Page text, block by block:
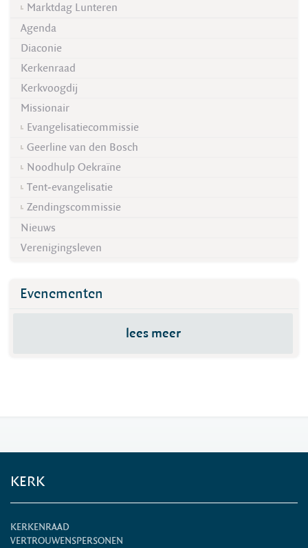
Marktdag Lunteren
Agenda
Diaconie
Kerkenraad
Kerkvoogdij
Missionair
Evangelisatiecommissie
Geerline van den Bosch
Noodhulp Oekraïne
Tent-evangelisatie
Zendingscommissie
Nieuws
Verenigingsleven
Evenementen
lees meer
KERK
KERKENRAAD
VERTROUWENSPERSONEN